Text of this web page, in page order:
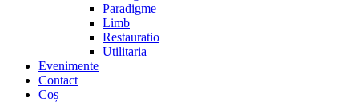
Paradigme
Limb
Restauratio
Utilitaria
Evenimente
Contact
Coș